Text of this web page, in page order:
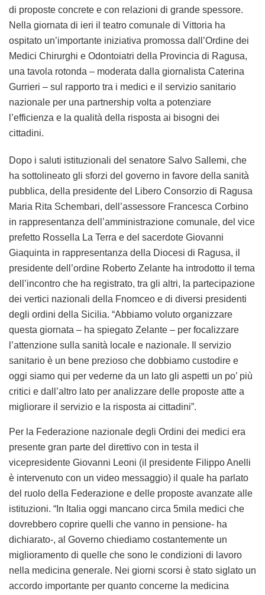
di proposte concrete e con relazioni di grande spessore.
Nella giornata di ieri il teatro comunale di Vittoria ha
ospitato un’importante iniziativa promossa dall’Ordine dei
Medici Chirurghi e Odontoiatri della Provincia di Ragusa,
una tavola rotonda – moderata dalla giornalista Caterina
Gurrieri – sul rapporto tra i medici e il servizio sanitario
nazionale per una partnership volta a potenziare
l’efficienza e la qualità della risposta ai bisogni dei
cittadini.
Dopo i saluti istituzionali del senatore Salvo Sallemi, che
ha sottolineato gli sforzi del governo in favore della sanità
pubblica, della presidente del Libero Consorzio di Ragusa
Maria Rita Schembari, dell’assessore Francesca Corbino
in rappresentanza dell’amministrazione comunale, del vice
prefetto Rossella La Terra e del sacerdote Giovanni
Giaquinta in rappresentanza della Diocesi di Ragusa, il
presidente dell’ordine Roberto Zelante ha introdotto il tema
dell’incontro che ha registrato, tra gli altri, la partecipazione
dei vertici nazionali della Fnomceo e di diversi presidenti
degli ordini della Sicilia. “Abbiamo voluto organizzare
questa giornata – ha spiegato Zelante – per focalizzare
l’attenzione sulla sanità locale e nazionale. Il servizio
sanitario è un bene prezioso che dobbiamo custodire e
oggi siamo qui per vederne da un lato gli aspetti un po’ più
critici e dall’altro lato per analizzare delle proposte atte a
migliorare il servizio e la risposta ai cittadini”.
Per la Federazione nazionale degli Ordini dei medici era
presente gran parte del direttivo con in testa il
vicepresidente Giovanni Leoni (il presidente Filippo Anelli
è intervenuto con un video messaggio) il quale ha parlato
del ruolo della Federazione e delle proposte avanzate alle
istituzioni. “In Italia oggi mancano circa 5mila medici che
dovrebbero coprire quelli che vanno in pensione- ha
dichiarato-, al Governo chiediamo costantemente un
miglioramento di quelle che sono le condizioni di lavoro
nella medicina generale. Nei giorni scorsi è stato siglato un
accordo importante per quanto concerne la medicina